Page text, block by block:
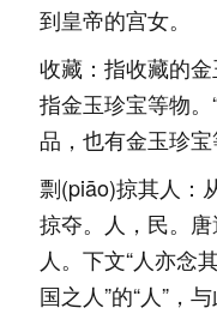
到皇帝的宫女。
收藏：指收藏的
指金玉珍宝等物
品，也有金玉珍宝
剽(piāo)掠其人：
掠夺。人，民。
人。下文“人亦念
国之人”的“人”，与